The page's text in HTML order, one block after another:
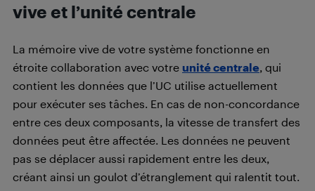
vive et l’unité centrale
La mémoire vive de votre système fonctionne en
étroite collaboration avec votre unité centrale , qui
contient les données que l’UC utilise actuellement
pour exécuter ses tâches. En cas de non-concordance
entre ces deux composants, la vitesse de transfert des
données peut être affectée. Les données ne peuvent
pas se déplacer aussi rapidement entre les deux,
créant ainsi un goulot d’étranglement qui ralentit tout.